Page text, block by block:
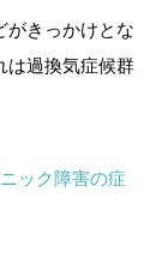
がきっかけとな
は過換気症候群
ック障害の症